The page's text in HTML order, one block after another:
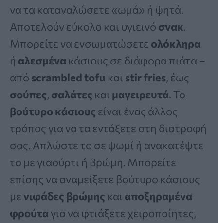
να τα καταναλώσετε «ωμά» ή ψητά.
Αποτελούν εύκολο και υγιεινό σνακ.
Μπορείτε να ενσωματώσετε ολόκληρα
ή αλεσμένα κάσιους σε διάφορα πιάτα –
από scrambled tofu και stir fries, έως
σούπες, σαλάτες και μαγειρευτά. Το
βούτυρο κάσιους είναι ένας άλλος
τρόπος για να τα εντάξετε στη διατροφή
σας. Απλώστε το σε ψωμί ή ανακατέψτε
το με γιαούρτι ή βρώμη. Μπορείτε
επίσης να αναμείξετε βούτυρο κάσιους
μενιφάδες βρώμης και αποξηραμένα
φρούτα για να φτιάξετε χειροποίητες,